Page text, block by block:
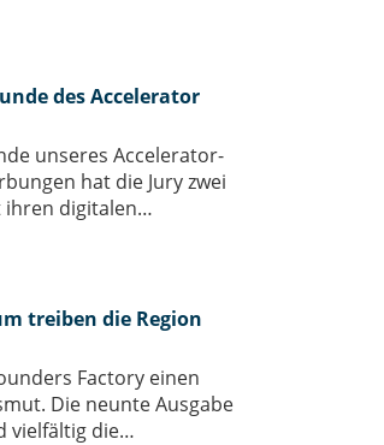
des Accelerator
unseres Accelerator-
hat die Jury zwei
ihren digitalen…
treiben die Region
Factory einen
Die neunte Ausgabe
vielfältig die…